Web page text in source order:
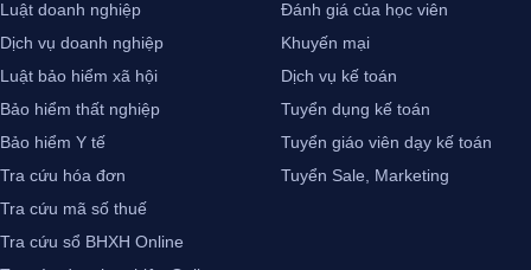
Luật doanh nghiệp
Dịch vụ doanh nghiệp
Luật bảo hiểm xã hội
Bảo hiểm thất nghiệp
Bảo hiểm Y tế
Tra cứu hóa đơn
Tra cứu mã số thuế
Tra cứu sổ BHXH Online
Đánh giá của học viên
Khuyến mại
Dịch vụ kế toán
Tuyển dụng kế toán
Tuyển giáo viên dạy kế toán
Tuyển Sale, Marketing